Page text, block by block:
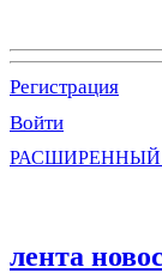
Регистрация
Войти
лента